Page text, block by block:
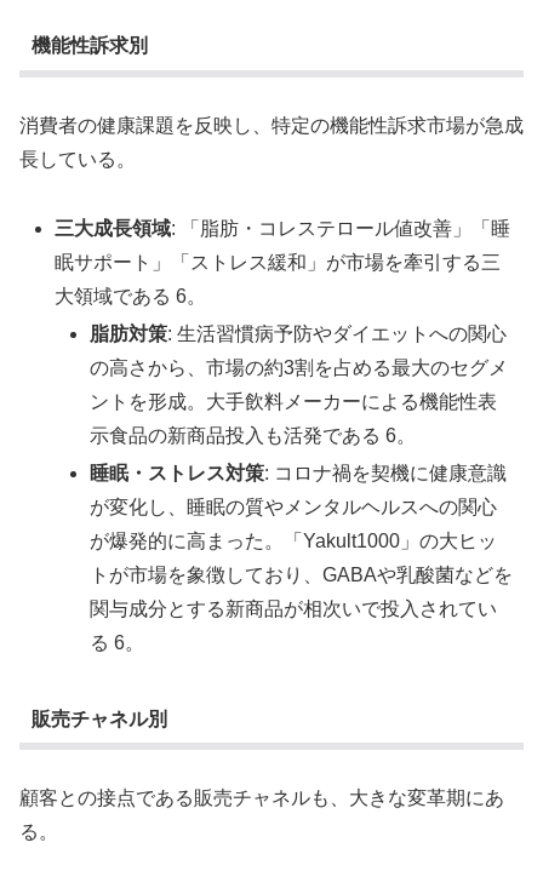
機能性訴求別
消費者の健康課題を反映し、特定の機能性訴求市場が急成
長している。
三大成長領域: 「脂肪・コレステロール値改善」「睡
眠サポート」「ストレス緩和」が市場を牽引する三
大領域である 6。
脂肪対策: 生活習慣病予防やダイエットへの関心
の高さから、市場の約3割を占める最大のセグメ
ントを形成。大手飲料メーカーによる機能性表
示食品の新商品投入も活発である 6。
睡眠・ストレス対策: コロナ禍を契機に健康意識
が変化し、睡眠の質やメンタルヘルスへの関心
が爆発的に高まった。「Yakult1000」の大ヒッ
トが市場を象徴しており、GABAや乳酸菌などを
関与成分とする新商品が相次いで投入されてい
る 6。
販売チャネル別
顧客との接点である販売チャネルも、大きな変革期にあ
る。